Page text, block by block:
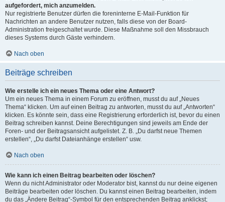
aufgefordert, mich anzumelden.
Nur registrierte Benutzer dürfen die foreninterne E-Mail-Funktion für
Nachrichten an andere Benutzer nutzen, falls diese von der Board-
Administration freigeschaltet wurde. Diese Maßnahme soll den Missbrauch
dieses Systems durch Gäste verhindern.
Nach oben
Beiträge schreiben
Wie erstelle ich ein neues Thema oder eine Antwort?
Um ein neues Thema in einem Forum zu eröffnen, musst du auf „Neues
Thema“ klicken. Um auf einen Beitrag zu antworten, musst du auf „Antworten“
klicken. Es könnte sein, dass eine Registrierung erforderlich ist, bevor du einen
Beitrag schreiben kannst. Deine Berechtigungen sind jeweils am Ende der
Foren- und der Beitragsansicht aufgelistet. Z. B. „Du darfst neue Themen
erstellen“, „Du darfst Dateianhänge erstellen“ usw.
Nach oben
Wie kann ich einen Beitrag bearbeiten oder löschen?
Wenn du nicht Administrator oder Moderator bist, kannst du nur deine eigenen
Beiträge bearbeiten oder löschen. Du kannst einen Beitrag bearbeiten, indem
du das „Ändere Beitrag“-Symbol für den entsprechenden Beitrag anklickst;